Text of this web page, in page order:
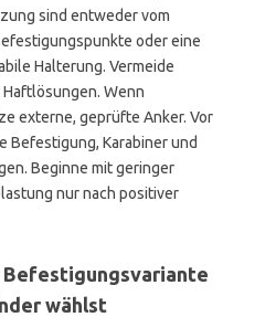
sind entweder vom
oder eine
Halterung. Vermeide
Wenn
externe, geprüfte Anker. Vor
Befestigung, Karabiner und
Beginne mit geringer
nur nach positiver
wählst